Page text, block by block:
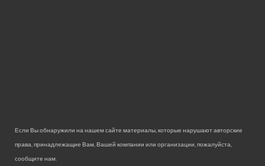
Если Вы обнаружили на нашем сайте материалы, которые нарушают авторские
права, принадлежащие Вам, Вашей компании или организации, пожалуйста,
сообщите нам.